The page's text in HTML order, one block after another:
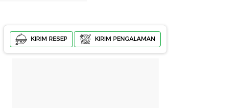
KIRIM RESEP KIRIM PENGALAMAN